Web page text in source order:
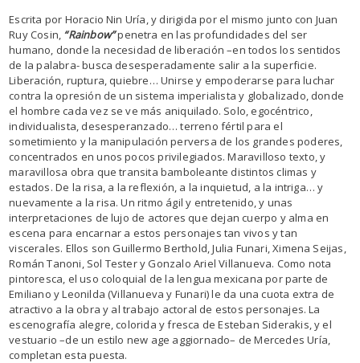
Escrita por Horacio Nin Uría, y dirigida por el mismo junto con Juan
Ruy Cosin, “Rainbow”penetra en las profundidades del ser
humano, donde la necesidad de liberación –en todos los sentidos
de la palabra- busca desesperadamente salir a la superficie.
Liberación, ruptura, quiebre… Unirse y empoderarse para luchar
contra la opresión de un sistema imperialista y globalizado, donde
el hombre cada vez se ve más aniquilado. Solo, egocéntrico,
individualista, desesperanzado… terreno fértil para el
sometimiento y la manipulación perversa de los grandes poderes,
concentrados en unos pocos privilegiados. Maravilloso texto, y
maravillosa obra que transita bamboleante distintos climas y
estados. De la risa, a la reflexión, a la inquietud, a la intriga… y
nuevamente a la risa. Un ritmo ágil y entretenido, y unas
interpretaciones de lujo de actores que dejan cuerpo y alma en
escena para encarnar a estos personajes tan vivos y tan
viscerales. Ellos son Guillermo Berthold, Julia Funari, Ximena Seijas,
Román Tanoni, Sol Tester y Gonzalo Ariel Villanueva. Como nota
pintoresca, el uso coloquial de la lengua mexicana por parte de
Emiliano y Leonilda (Villanueva y Funari) le da una cuota extra de
atractivo a la obra y al trabajo actoral de estos personajes. La
escenografía alegre, colorida y fresca de Esteban Siderakis, y el
vestuario –de un estilo new age aggiornado– de Mercedes Uría,
completan esta puesta.